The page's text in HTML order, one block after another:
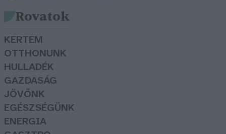
Rovatok
KERTEM
OTTHONUNK
HULLADÉK
GAZDASÁG
JÖVŐNK
EGÉSZSÉGÜNK
ENERGIA